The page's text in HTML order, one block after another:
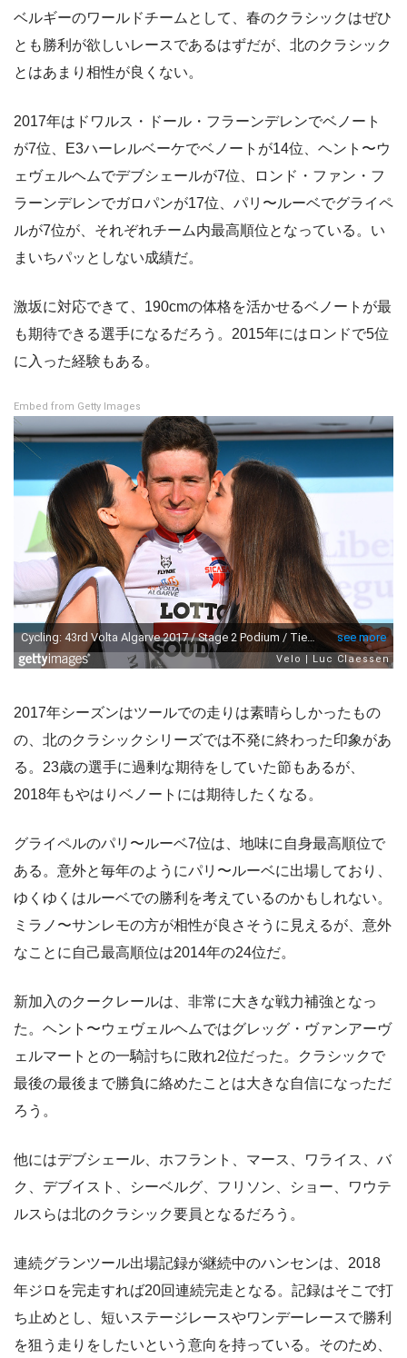
ベルギーのワールドチームとして、春のクラシックはぜひ
とも勝利が欲しいレースであるはずだが、北のクラシック
とはあまり相性が良くない。
2017年はドワルス・ドール・フラーンデレンでベノート
が7位、E3ハーレルベーケでベノートが14位、ヘント〜ウ
ェヴェルヘムでデブシェールが7位、ロンド・ファン・フ
ラーンデレンでガロパンが17位、パリ〜ルーベでグライペ
ルが7位が、それぞれチーム内最高順位となっている。い
まいちパッとしない成績だ。
激坂に対応できて、190cmの体格を活かせるベノートが最
も期待できる選手になるだろう。2015年にはロンドで5位
に入った経験もある。
Embed from Getty Images
2017年シーズンはツールでの走りは素晴らしかったもの
の、北のクラシックシリーズでは不発に終わった印象があ
る。23歳の選手に過剰な期待をしていた節もあるが、
2018年もやはりベノートには期待したくなる。
グライペルのパリ〜ルーベ7位は、地味に自身最高順位で
ある。意外と毎年のようにパリ〜ルーベに出場しており、
ゆくゆくはルーベでの勝利を考えているのかもしれない。
ミラノ〜サンレモの方が相性が良さそうに見えるが、意外
なことに自己最高順位は2014年の24位だ。
新加入のクークレールは、非常に大きな戦力補強となっ
た。ヘント〜ウェヴェルヘムではグレッグ・ヴァンアーヴ
ェルマートとの一騎討ちに敗れ2位だった。クラシックで
最後の最後まで勝負に絡めたことは大きな自信になっただ
ろう。
他にはデブシェール、ホフラント、マース、ワライス、バ
ク、デブイスト、シーベルグ、フリソン、ショー、ワウテ
ルスらは北のクラシック要員となるだろう。
連続グランツール出場記録が継続中のハンセンは、2018
年ジロを完走すれば20回連続完走となる。記録はそこで打
ち止めとし、短いステージレースやワンデーレースで勝利
を狙う走りをしたいという意向を持っている。そのため、